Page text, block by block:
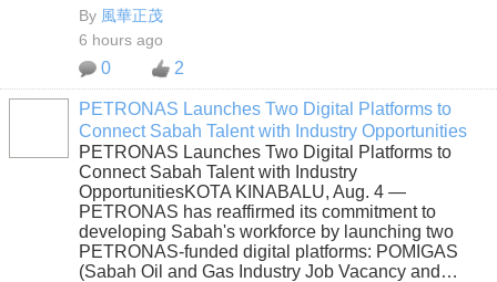
By 風華正茂
6 hours ago
0 2
PETRONAS Launches Two Digital Platforms to
Connect Sabah Talent with Industry Opportunities
PETRONAS Launches Two Digital Platforms to
Connect Sabah Talent with Industry
OpportunitiesKOTA KINABALU, Aug. 4 —
PETRONAS has reaffirmed its commitment to
developing Sabah's workforce by launching two
PETRONAS-funded digital platforms: POMIGAS
(Sabah Oil and Gas Industry Job Vacancy and…